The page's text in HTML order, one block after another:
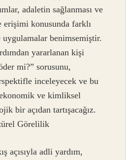
adaletin sağlanması ve
erişimi konusunda farklı
benimsemiştir.
yararlanan kişi
mi?” sorusunu,
inceleyecek ve bu
ve kimliksel
bir açıdan tartışacağız.
Görelilik
açısıyla adli yardım,